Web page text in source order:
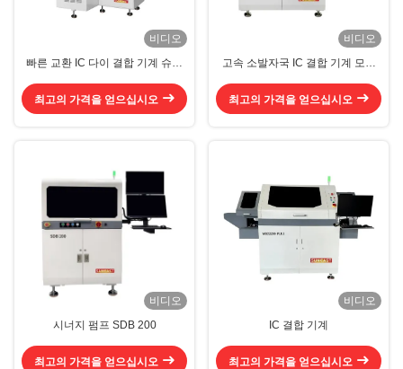
비디오
빠른 교환 IC 다이 결합 기계 슈퍼
최고의 가격을 얻으십시오
비디오
고속 소발자국 IC 결합 기계 모듈
최고의 가격을 얻으십시오
비디오
시너지 펌프 SDB 200
최고의 가격을 얻으십시오
비디오
IC 결합 기계
최고의 가격을 얻으십시오